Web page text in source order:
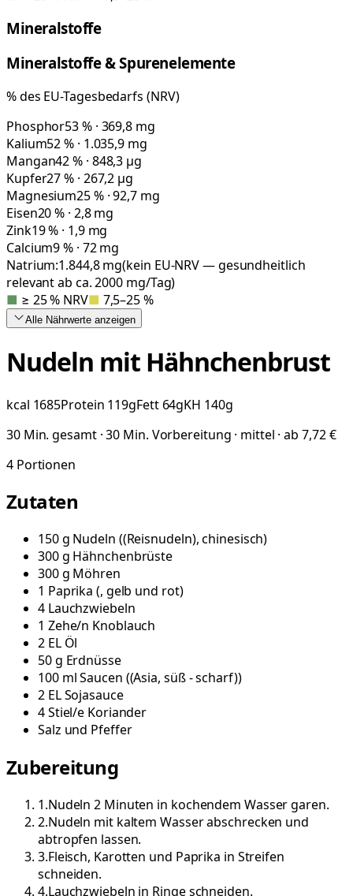
Mineralstoffe
Mineralstoffe & Spurenelemente
% des EU-Tagesbedarfs (NRV)
Phosphor53 % · 369,8 mg
Kalium52 % · 1.035,9 mg
Mangan42 % · 848,3 µg
Kupfer27 % · 267,2 µg
Magnesium25 % · 92,7 mg
Eisen20 % · 2,8 mg
Zink19 % · 1,9 mg
Calcium9 % · 72 mg
Natrium:1.844,8mg(kein EU-NRV — gesundheitlich
relevant ab ca. 2000 mg/Tag)
■ ≥ 25 % NRV■ 7,5–25 %
Alle Nährwerte anzeigen
Nudeln mit Hähnchenbrust
kcal 1685Protein 119gFett 64gKH 140g
30 Min. gesamt · 30 Min. Vorbereitung · mittel · ab 7,72 €
4 Portionen
Zutaten
150g Nudeln ((Reisnudeln), chinesisch)
300g Hähnchenbrüste
300g Möhren
1 Paprika (, gelb und rot)
4 Lauchzwiebeln
1 Zehe/n Knoblauch
2 EL Öl
50g Erdnüsse
100 mlSaucen ((Asia, süß - scharf))
2 ELSojasauce
4Stiel/e Koriander
Salz und Pfeffer
Zubereitung
1.Nudeln 2 Minuten in kochendem Wasser garen.
2.Nudeln mit kaltem Wasser abschrecken und
abtropfen lassen.
3.Fleisch, Karotten und Paprika in Streifen
schneiden.
4.Lauchzwiebeln in Ringe schneiden.